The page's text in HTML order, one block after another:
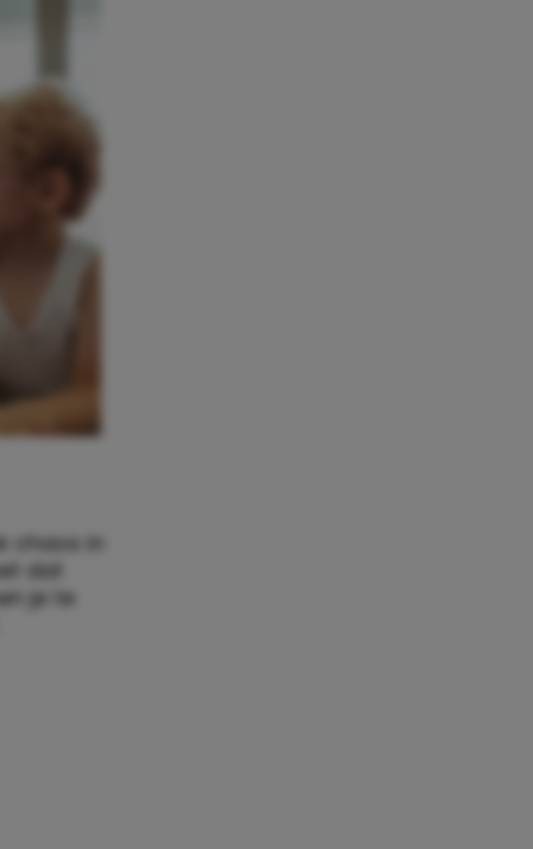
chaos in
dat
je te